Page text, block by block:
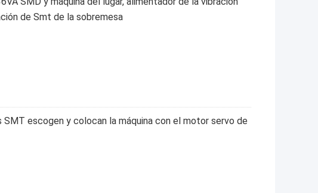
de Smt de la sobremesa
SMT escogen y colocan la máquina con el motor servo de